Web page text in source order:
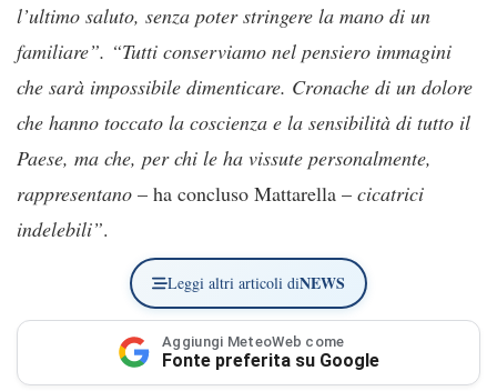
l’ultimo saluto, senza poter stringere la mano di un
familiare”. “Tutti conserviamo nel pensiero immagini
che sarà impossibile dimenticare. Cronache di un dolore
che hanno toccato la coscienza e la sensibilità di tutto il
Paese, ma che, per chi le ha vissute personalmente,
rappresentano – ha concluso Mattarella – cicatrici
indelebili”.
Leggi altri articoli diNEWS
Aggiungi MeteoWeb come
Fonte preferita su Google